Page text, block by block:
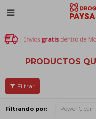

PRODUCTOS
Filtrando por: Power Clean